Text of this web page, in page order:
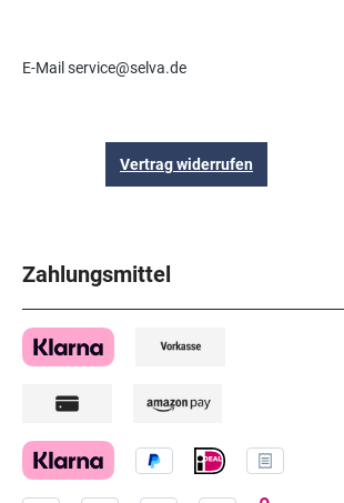
E-Mail service@selva.de
Vertrag widerrufen
Zahlungsmittel